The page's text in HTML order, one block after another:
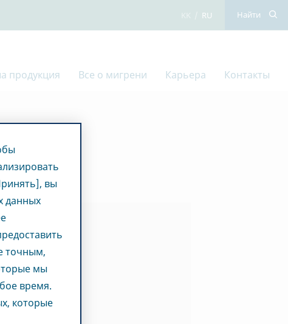
казахскийрусскийНайти
продукция Все о мигрени Карьера Контакты
вы
данных
точным,
мы
время.
которые